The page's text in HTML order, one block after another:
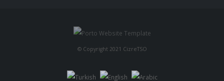
© Copyright 2021 CizreTSO